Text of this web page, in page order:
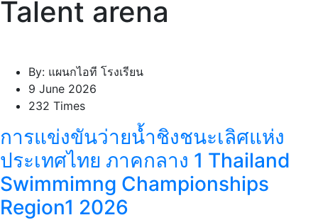
Talent arena
By: แผนกไอที โรงเรียน
9 June 2026
232 Times
การแข่งขันว่ายน้ำชิงชนะเลิศแห่ง
ประเทศไทย ภาคกลาง 1 Thailand
Swimmimng Championships
Region1 2026